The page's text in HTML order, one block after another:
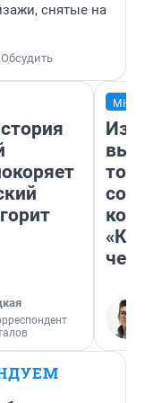
снятые на
Обсудить